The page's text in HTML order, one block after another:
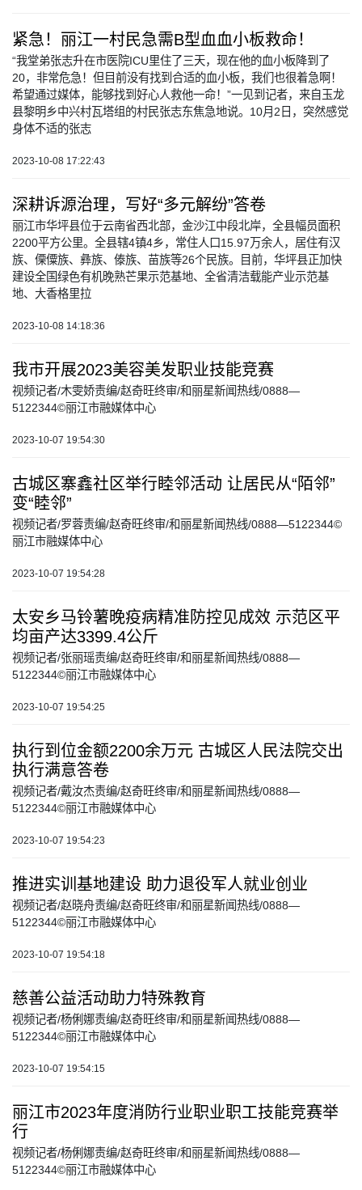
紧急！丽江一村民急需B型血血小板救命！
“我堂弟张志升在市医院ICU里住了三天，现在他的血小板降到了
20，非常危急！但目前没有找到合适的血小板，我们也很着急啊！
希望通过媒体，能够找到好心人救他一命！”一见到记者，来自玉龙
县黎明乡中兴村瓦塔组的村民张志东焦急地说。10月2日，突然感觉
身体不适的张志
2023-10-08 17:22:43
深耕诉源治理，写好“多元解纷”答卷
丽江市华坪县位于云南省西北部，金沙江中段北岸，全县幅员面积
2200平方公里。全县辖4镇4乡，常住人口15.97万余人，居住有汉
族、傈僳族、彝族、傣族、苗族等26个民族。目前，华坪县正加快
建设全国绿色有机晚熟芒果示范基地、全省清洁载能产业示范基
地、大香格里拉
2023-10-08 14:18:36
我市开展2023美容美发职业技能竞赛
视频记者/木雯娇责编/赵奇旺终审/和丽星新闻热线/0888—
5122344©丽江市融媒体中心
2023-10-07 19:54:30
古城区寨鑫社区举行睦邻活动 让居民从“陌邻”
变“睦邻”
视频记者/罗蓉责编/赵奇旺终审/和丽星新闻热线/0888—5122344©
丽江市融媒体中心
2023-10-07 19:54:28
太安乡马铃薯晚疫病精准防控见成效 示范区平
均亩产达3399.4公斤
视频记者/张丽瑶责编/赵奇旺终审/和丽星新闻热线/0888—
5122344©丽江市融媒体中心
2023-10-07 19:54:25
执行到位金额2200余万元 古城区人民法院交出
执行满意答卷
视频记者/戴汝杰责编/赵奇旺终审/和丽星新闻热线/0888—
5122344©丽江市融媒体中心
2023-10-07 19:54:23
推进实训基地建设 助力退役军人就业创业
视频记者/赵晓舟责编/赵奇旺终审/和丽星新闻热线/0888—
5122344©丽江市融媒体中心
2023-10-07 19:54:18
慈善公益活动助力特殊教育
视频记者/杨俐娜责编/赵奇旺终审/和丽星新闻热线/0888—
5122344©丽江市融媒体中心
2023-10-07 19:54:15
丽江市2023年度消防行业职业职工技能竞赛举
行
视频记者/杨俐娜责编/赵奇旺终审/和丽星新闻热线/0888—
5122344©丽江市融媒体中心